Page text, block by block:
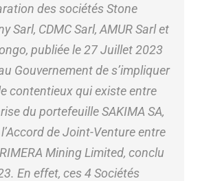
des sociétés Stone
Sarl, CDMC Sarl, AMUR Sarl et
publiée le 27 Juillet 2023
Gouvernement de s’impliquer
contentieux qui existe entre
du portefeuille SAKIMA SA,
de Joint-Venture entre
Mining Limited, conclu
En effet, ces 4 Sociétés